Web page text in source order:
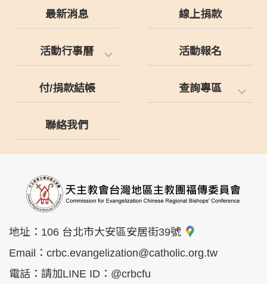
最新消息 線上捐款
活動行事曆 活動報名
付/捐款結帳 查詢專區
聯絡我們
地址： 106 台北市大安區安居街39號
Email： crbc.evangelization@catholic.org.tw
電話： 請加LINE ID：@crbcfu